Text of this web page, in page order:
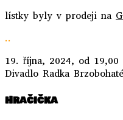
lístky byly v prodeji na
..
19. října, 2024, od 19,00
Divadlo Radka
Hračička